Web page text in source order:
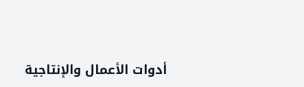
أدوات الأعمال والإنتاجية